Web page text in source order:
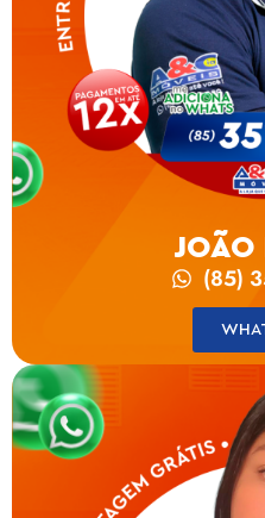
JOÃO
(85)